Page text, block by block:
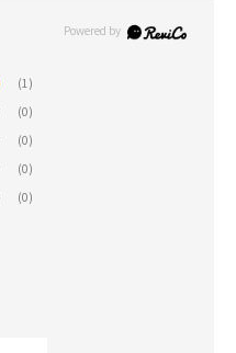
(1)
(0)
(0)
(0)
(0)